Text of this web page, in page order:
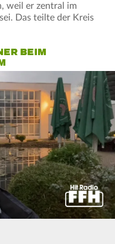
weil er zentral im
Das teilte der Kreis
BEIM